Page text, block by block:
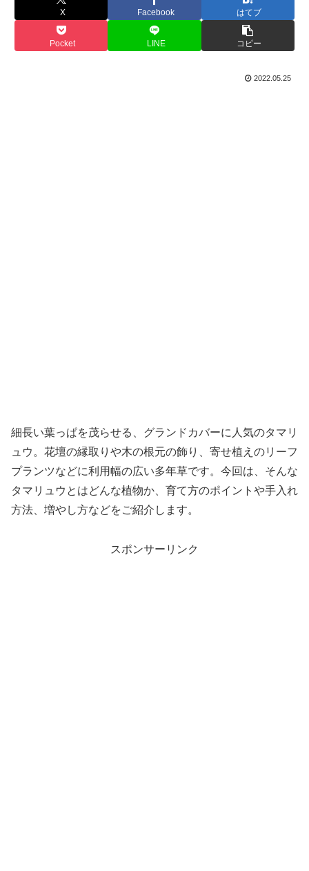
X Facebook はてブ
Pocket LINE コピー
2022.05.25
細長い葉っぱを茂らせる、グランドカバーに人気のタマリ
ュウ。花壇の縁取りや木の根元の飾り、寄せ植えのリーフ
プランツなどに利用幅の広い多年草です。今回は、そんな
タマリュウとはどんな植物か、育て方のポイントや手入れ
方法、増やし方などをご紹介します。
スポンサーリンク